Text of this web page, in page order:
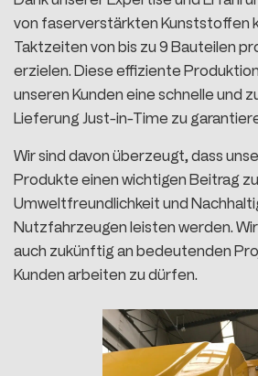
von faserverstärkten Kunststoffen
Taktzeiten von bis zu 9 Bauteilen
erzielen. Diese effiziente
unseren Kunden eine schnelle und
Lieferung Just-in-Time zu
Wir sind davon überzeugt, dass
Produkte einen wichtigen Beitrag
Umweltfreundlichkeit und
Nutzfahrzeugen leisten werden.
auch zukünftig an bedeutenden
Kunden arbeiten zu dürfen.